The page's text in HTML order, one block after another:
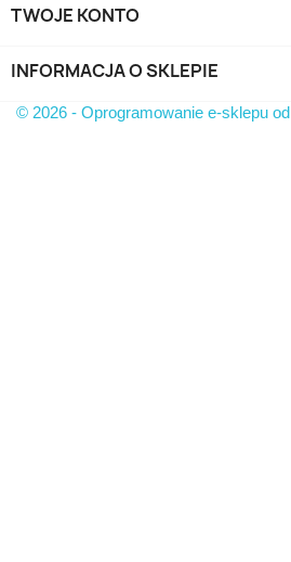
TWOJE KONTO
INFORMACJA O SKLEPIE
© 2026 - Oprogramowanie e-sklepu